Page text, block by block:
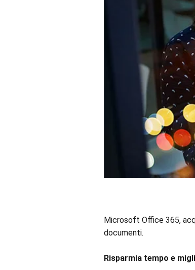
Microsoft Office 365,
documenti.
Risparmia tempo e